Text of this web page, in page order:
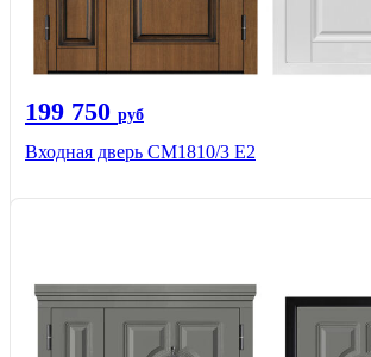
199 750 руб
Входная дверь СМ1810/3 Е2